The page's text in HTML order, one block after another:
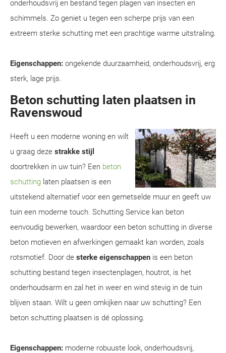
onderhoudsvrij en bestand tegen plagen van insecten en
schimmels. Zo geniet u tegen een scherpe prijs van een
extreem sterke schutting met een prachtige warme uitstraling.
Eigenschappen: ongekende duurzaamheid, onderhoudsvrij, erg
sterk, lage prijs.
Beton schutting laten plaatsen in
Ravenswoud
Heeft u een moderne woning en wilt
u graag deze strakke stijl
doortrekken in uw tuin? Een beton
schutting laten plaatsen is een
uitstekend alternatief voor een gemetselde muur en geeft uw
tuin een moderne touch. Schutting Service kan beton
eenvoudig bewerken, waardoor een beton schutting in diverse
beton motieven en afwerkingen gemaakt kan worden, zoals
rotsmotief. Door de sterke eigenschappen is een beton
schutting bestand tegen insectenplagen, houtrot, is het
onderhoudsarm en zal het in weer en wind stevig in de tuin
blijven staan. Wilt u geen omkijken naar uw schutting? Een
beton schutting plaatsen is dé oplossing.
Eigenschappen: moderne robuuste look, onderhoudsvrij,